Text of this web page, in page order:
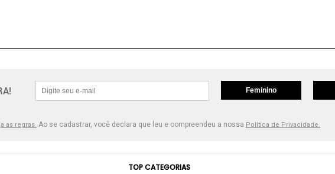
Feminino
as regras. Ao se cadastrar, você declara que leu e compreendeu a nossa Política de Privacidade.
TOP CATEGORIAS